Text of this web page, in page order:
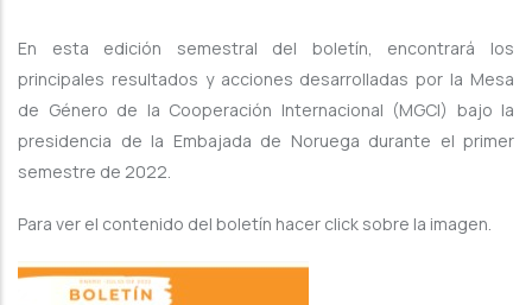
En esta edición semestral del boletín, encontrará los
principales resultados y acciones desarrolladas por la Mesa
de Género de la Cooperación Internacional (MGCI) bajo la
presidencia de la Embajada de Noruega durante el primer
semestre de 2022.
Para ver el contenido del boletín hacer click sobre la imagen.